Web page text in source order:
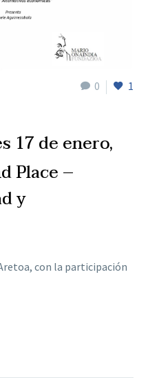
0 1
17 de enero,
Place –
y
con la participación